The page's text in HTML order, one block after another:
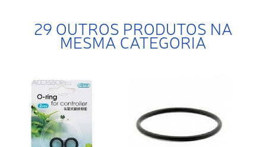
29 OUTROS PRODUTOS NA
MESMA CATEGORIA